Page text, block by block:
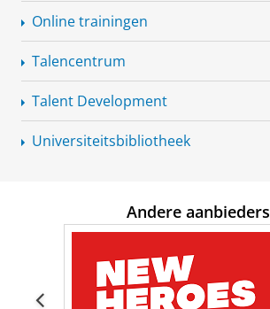
Online trainingen
Talencentrum
Talent Development
Universiteitsbibliotheek
Andere aanbieders